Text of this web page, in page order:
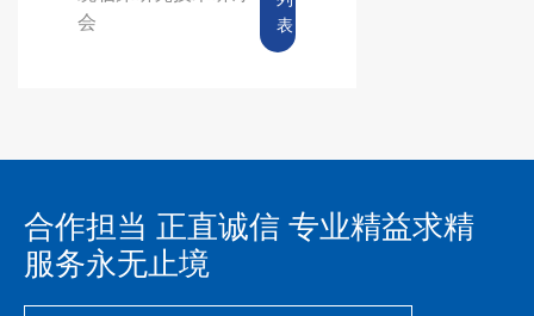
会
表
合作担当 正直诚信 专业精益求精
服务永无止境